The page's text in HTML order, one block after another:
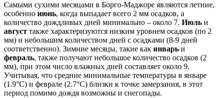
Самыми сухими месяцами в Борго-Маджоре являются летние,
особенно июнь, когда выпадает всего 2 мм осадков, а
количество дождливых дней минимально – около 7. Июль и
август также характеризуются низким уровнем осадков (по 2
мм) и небольшим количеством дней с осадками (8-9 дней
соответственно). Зимние месяцы, такие как январь и
февраль, также получают небольшое количество осадков (2
мм), при этом число влажных дней составляет около 9.
Учитывая, что средние минимальные температуры в январе
(1.9°C) и феврале (2.7°C) близки к точке замерзания, в этот
период помимо дождя возможны и снегопады.